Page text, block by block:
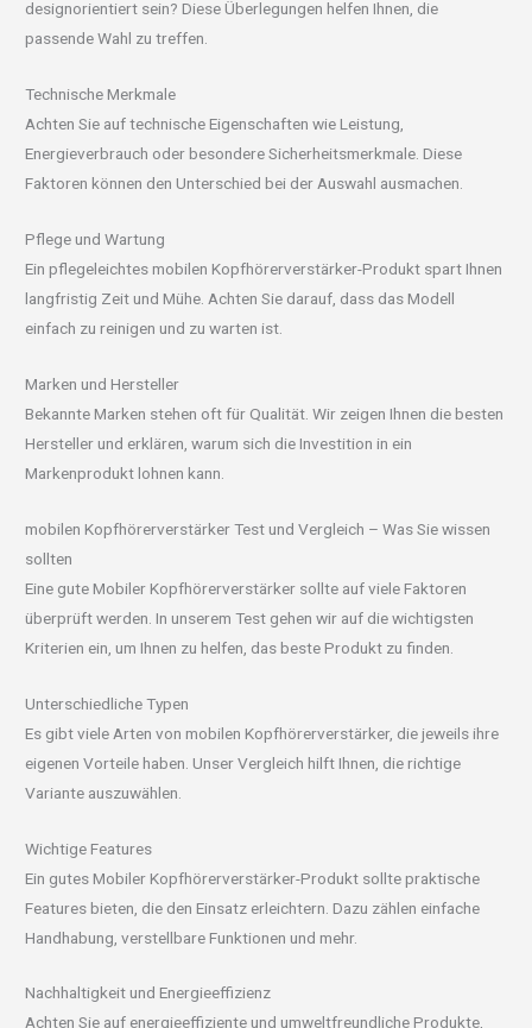
designorientiert sein? Diese Überlegungen helfen Ihnen, die
passende Wahl zu treffen.
Technische Merkmale
Achten Sie auf technische Eigenschaften wie Leistung,
Energieverbrauch oder besondere Sicherheitsmerkmale. Diese
Faktoren können den Unterschied bei der Auswahl ausmachen.
Pflege und Wartung
Ein pflegeleichtes mobilen Kopfhörerverstärker-Produkt spart Ihnen
langfristig Zeit und Mühe. Achten Sie darauf, dass das Modell
einfach zu reinigen und zu warten ist.
Marken und Hersteller
Bekannte Marken stehen oft für Qualität. Wir zeigen Ihnen die besten
Hersteller und erklären, warum sich die Investition in ein
Markenprodukt lohnen kann.
mobilen Kopfhörerverstärker Test und Vergleich – Was Sie wissen
sollten
Eine gute Mobiler Kopfhörerverstärker sollte auf viele Faktoren
überprüft werden. In unserem Test gehen wir auf die wichtigsten
Kriterien ein, um Ihnen zu helfen, das beste Produkt zu finden.
Unterschiedliche Typen
Es gibt viele Arten von mobilen Kopfhörerverstärker, die jeweils ihre
eigenen Vorteile haben. Unser Vergleich hilft Ihnen, die richtige
Variante auszuwählen.
Wichtige Features
Ein gutes Mobiler Kopfhörerverstärker-Produkt sollte praktische
Features bieten, die den Einsatz erleichtern. Dazu zählen einfache
Handhabung, verstellbare Funktionen und mehr.
Nachhaltigkeit und Energieeffizienz
Achten Sie auf energieeffiziente und umweltfreundliche Produkte,